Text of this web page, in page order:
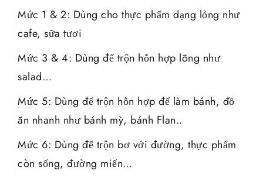
Mức 1 & 2: Dùng cho thực phẩm dạng lỏng như
cafe, sữa tươi
Mức 3 & 4: Dùng để trộn hỗn hợp lõng như
salad…
Mức 5: Dùng để trộn hỗn hợp để làm bánh, đồ
ăn nhanh như bánh mỳ, bánh Flan..
Mức 6: Dùng để trộn bơ với đường, thực phẩm
còn sống, đường miến…